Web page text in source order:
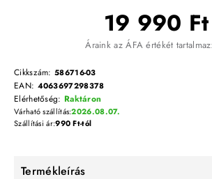
19 990 Ft
Áraink az ÁFA értékét
Cikkszám: 586716-03
EAN: 4063697298378
Elérhetőség: Raktáron
Várható szállítás:2026.08.07.
Szállítási ár:990 Ft-tól
Termékleírás